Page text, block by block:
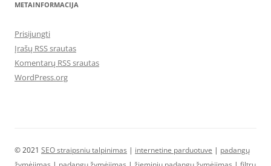
METAINFORMACIJA
Prisijungti
Įrašų RSS srautas
Komentarų RSS srautas
WordPress.org
© 2021 SEO straipsniu talpinimas | internetine parduotuve | padangų